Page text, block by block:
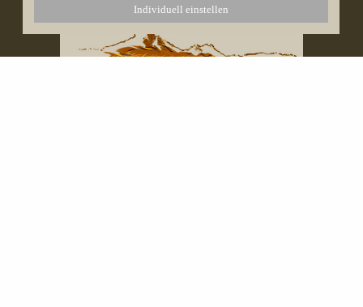
Individuell einstellen